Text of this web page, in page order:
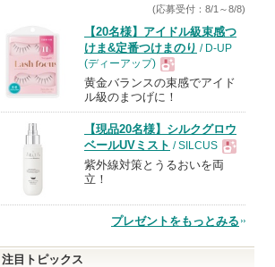
(応募受付：8/1～8/8)
【20名様】アイドル級束感つ
けま&定番つけまのり / D-UP
(ディーアップ)
現
品
黄金バランスの束感でアイド
ル級のまつげに！
【現品20名様】シルクグロウ
ベールUVミスト / SILCUS
現
品
紫外線対策とうるおいを両
立！
プレゼントをもっとみる
注目トピックス